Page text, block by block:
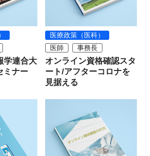
学連合大
ミナー
医療政策（医科）
医師
事務長
オンライン資格確認スタ
ート/アフターコロナを
見据える